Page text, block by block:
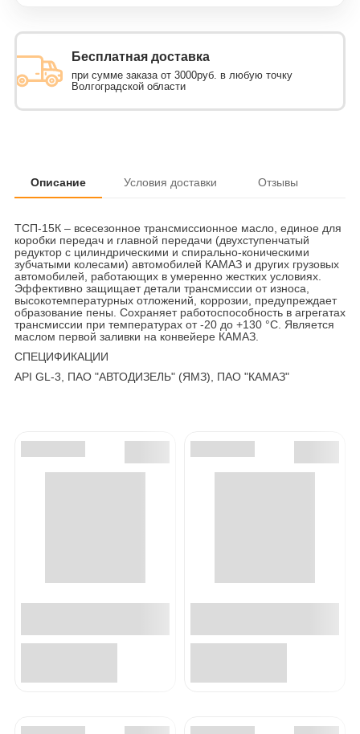
Бесплатная доставка
при сумме заказа от 3000руб. в любую точку
Волгоградской области
Описание Условия доставки Отзывы
ТСП-15К – всесезонное трансмиссионное масло, единое для
коробки передач и главной передачи (двухступенчатый
редуктор с цилиндрическими и спирально-коническими
зубчатыми колесами) автомобилей КАМАЗ и других грузовых
автомобилей, работающих в умеренно жестких условиях.
Эффективно защищает детали трансмиссии от износа,
высокотемпературных отложений, коррозии, предупреждает
образование пены. Сохраняет работоспособность в агрегатах
трансмиссии при температурах от -20 до +130 °С. Является
маслом первой заливки на конвейере КАМАЗ.
СПЕЦИФИКАЦИИ
API GL-3, ПАО "АВТОДИЗЕЛЬ" (ЯМЗ), ПАО "КАМАЗ"